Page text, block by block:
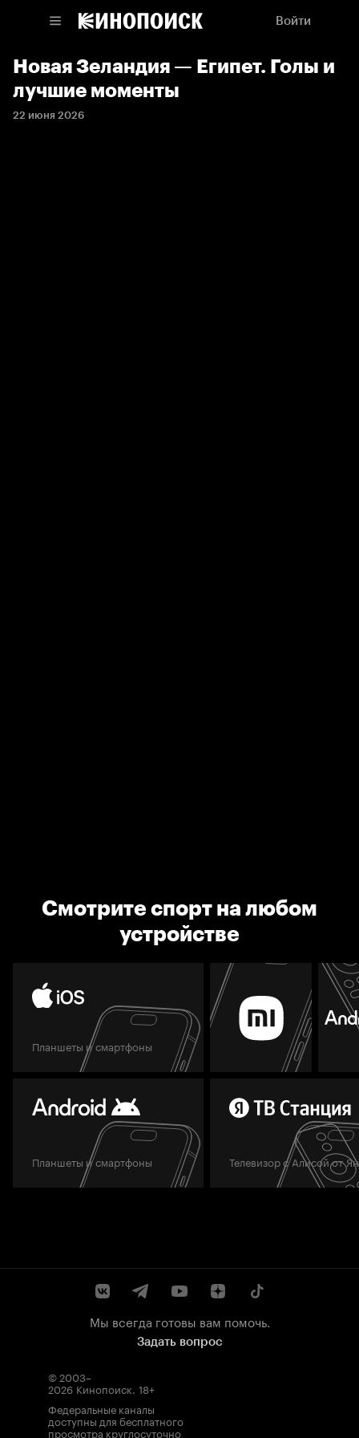
Войти
Новая Зеландия — Египет. Голы и
лучшие моменты
22 июня 2026
Смотрите спорт на любом
устройстве
Планшеты и смартфоны
Планшеты и смартфоны Телевизор с Алисой от
Мы всегда готовы вам помочь.
Задать вопрос
© 2003–
2026 Кинопоиск. 18+
Федеральные каналы
доступны для бесплатного
просмотра круглосуточно